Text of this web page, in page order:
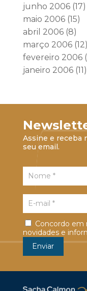
junho 2006(17)
maio 2006(15)
abril 2006(8)
março 2006(12)
fevereiro 2006
janeiro 2006(11)
Assine e receba
seu email.
Concordo em
novidades e